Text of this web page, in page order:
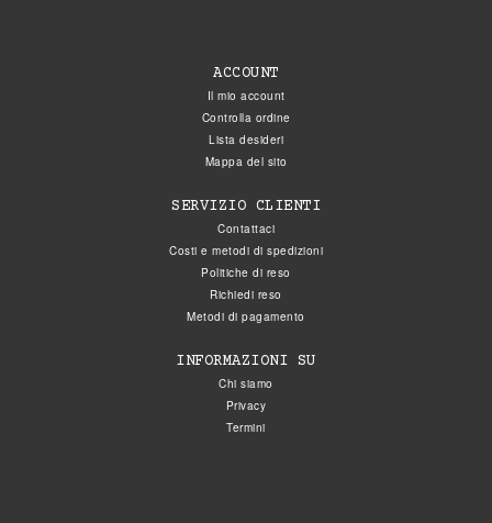
ACCOUNT
Il mio account
Controlla ordine
Lista desideri
Mappa del sito
SERVIZIO CLIENTI
Contattaci
Costi e metodi di spedizioni
Politiche di reso
Richiedi reso
Metodi di pagamento
INFORMAZIONI SU
Chi siamo
Privacy
Termini